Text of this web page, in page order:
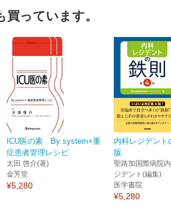
っています。
ICU医の素 By system×重
症患者管理レシピ
太田 啓介(著)
金芳堂
¥5,280
内科レジデント
版
聖路加国際病院
ジデント(編集)
医学書院
¥5,280